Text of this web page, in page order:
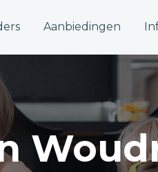
Aanbiedingen